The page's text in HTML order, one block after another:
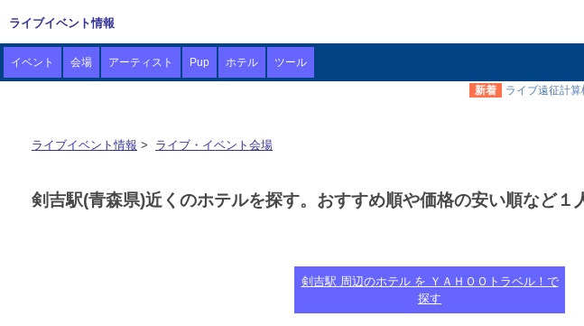
ライブイベント情報
イベント 会場 アーティスト Pup ホテル ツール
新着 ライブ遠征計
ライブイベント情報 > ライブ・イベント会場
剣吉駅(青森県)近くのホテルを探す。おすすめ順や価格の安い順など１
剣吉駅 周辺のホテル を ＹＡＨＯＯトラベル！で
探す